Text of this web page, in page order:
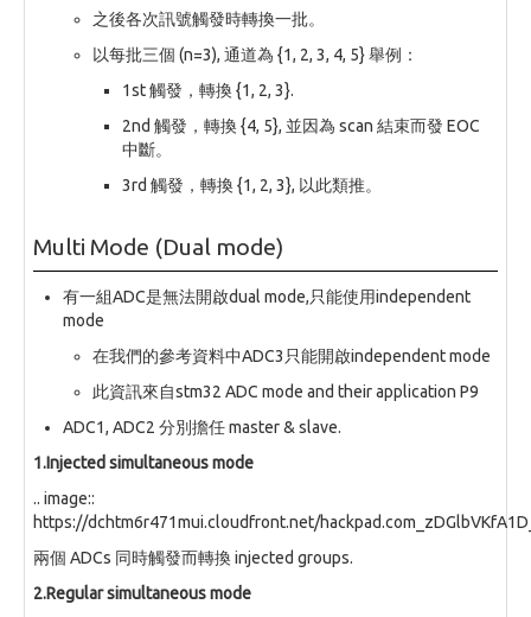
之後各次訊號觸發時轉換一批。
以每批三個 (n=3), 通道為 {1, 2, 3, 4, 5} 舉例：
1st 觸發，轉換 {1, 2, 3}.
2nd 觸發，轉換 {4, 5}, 並因為 scan 結束而發 EOC
中斷。
3rd 觸發，轉換 {1, 2, 3}, 以此類推。
Multi Mode (Dual mode)
有一組ADC是無法開啟dual mode,只能使用independent
mode
在我們的參考資料中ADC3只能開啟independent mode
此資訊來自stm32 ADC mode and their application P9
ADC1, ADC2 分別擔任 master & slave.
1.Injected simultaneous mode
.. image::
https://dchtm6r471mui.cloudfront.net/
兩個 ADCs 同時觸發而轉換 injected groups.
2.Regular simultaneous mode